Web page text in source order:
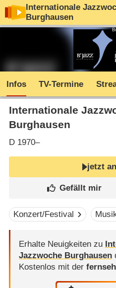
Internationale
Burghausen
Infos TV-Termine
Internationale
Burghausen
D1970–
jetzt
Konzert/Festival
Erhalte Neuigkeiten zu
Jazzwoche Burghausen
Kostenlos mit der